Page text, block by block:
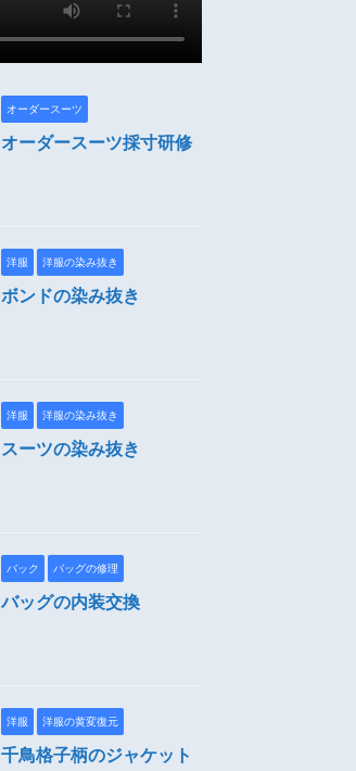
オーダースーツ
オーダースーツ採寸研修
洋服 洋服の染み抜き
ボンドの染み抜き
洋服 洋服の染み抜き
スーツの染み抜き
バック バッグの修理
バッグの内装交換
洋服 洋服の黄変復元
千鳥格子柄のジャケット